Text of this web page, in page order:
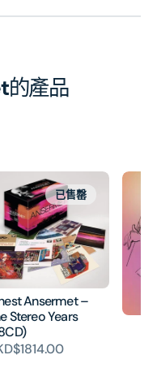
的產品
Ansermet –
Stereo Years
已售罄